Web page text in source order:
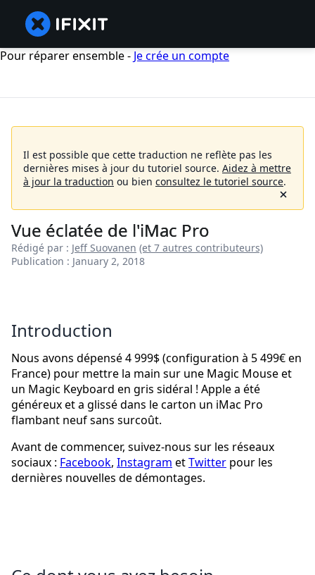
Pour réparer ensemble - Je crée un compte
Il est possible que cette traduction ne reflète pas les
dernières mises à jour du tutoriel source. Aidez à mettre
à jour la traduction ou bien consultez le tutoriel source.
Vue éclatée de l'iMac Pro
Rédigé par : Jeff Suovanen (et 7 autres contributeurs)
Publication : January 2, 2018
Introduction
Nous avons dépensé 4 999$ (configuration à 5 499€ en
France) pour mettre la main sur une Magic Mouse et
un Magic Keyboard en gris sidéral ! Apple a été
généreux et a glissé dans le carton un iMac Pro
flambant neuf sans surcoût.
Avant de commencer, suivez-nous sur les réseaux
sociaux : Facebook, Instagram etTwitter pour les
dernières nouvelles de démontages.